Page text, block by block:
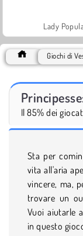
Lady
Giochi di
Il 85% dei
Sta per
vita all'aria
vincere, ma,
trovare un
Vuoi aiutarle
in questo